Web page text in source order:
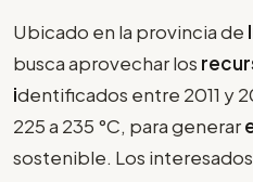
Ubicado en la provincia de
busca aprovechar los
identificados entre 2011 y
225 a 235 °C, para generar
sostenible. Los